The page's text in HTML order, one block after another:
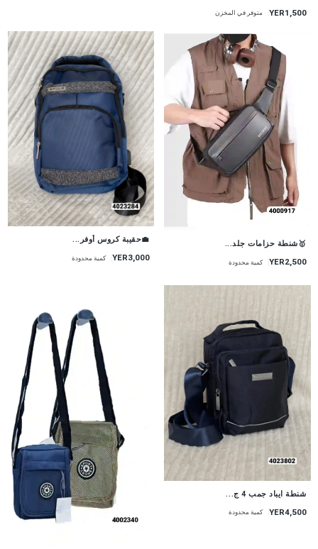
YER1,500 متوفر في المخزن
🥇شنطة حزامات جلد...
YER2,500 كمية محدودة
💼حقيبة كروس أوفر...
YER3,000 كمية محدودة
شنطة ايباد جمب 4 ج...
YER4,500 كمية محدودة